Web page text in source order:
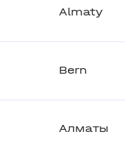
Almaty
Bern
Алматы